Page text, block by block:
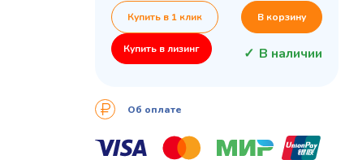
Купить в 1 клик В корзину
Купить в лизинг В наличии
Об оплате